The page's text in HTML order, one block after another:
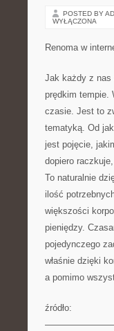
POSTED BY
WYŁĄCZONA
Renoma w
Jak każdy z nas
prędkim tempie.
czasie. Jest to
tematyką. Od
jest pojęcie,
dopiero
To naturalnie
ilość
większości
pieniędzy.
pojedynczego
właśnie dzięki
a pomimo
źródło: